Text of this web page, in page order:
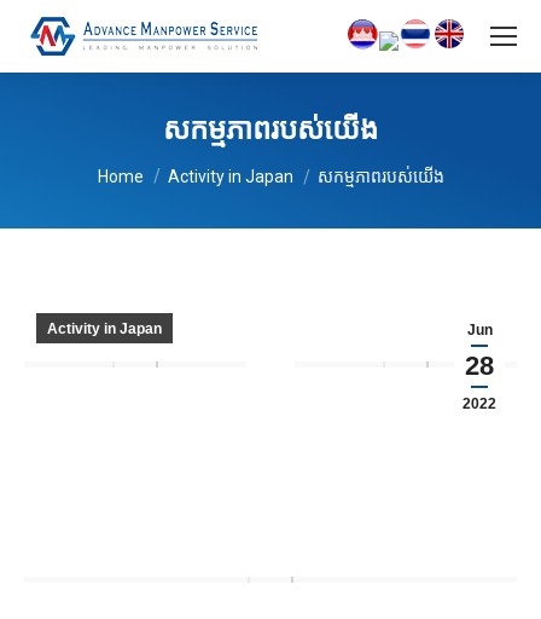
សកម្មភាពរបស់យើង
You are here:
Home Activity in Japan សកម្មភាពរបស់យើង
Jun
28
2022
Activity in Japan